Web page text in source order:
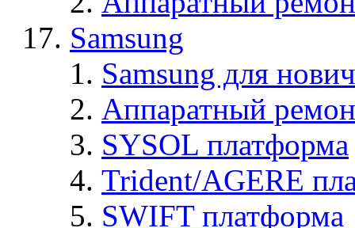
Samsung
Samsung для
Аппаратный
SYSOL платформа
Trident/AGERE
SWIFT платформа